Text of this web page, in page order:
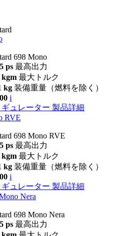
698 Mono
ps 最高出力
kgm 最大トルク
kg 装備重量（燃料を除く）
i
ュレーター 製品詳細
RVE
698 Mono RVE
ps 最高出力
kgm 最大トルク
kg 装備重量（燃料を除く）
i
ュレーター 製品詳細
Nera
698 Mono Nera
ps 最高出力